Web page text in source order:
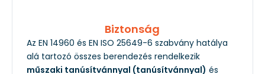
Biztonság
Az EN 14960 és EN ISO 25649-6 szabvány hatálya
alá tartozó összes berendezés rendelkezik
műszaki tanúsítvánnyal (tanúsítvánnyal) és